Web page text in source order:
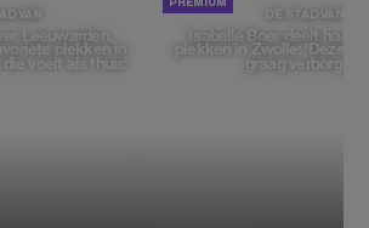
VAN
Leeuwarden,
plekken in
voelt als thuis'
DE STAD VAN
Isabelle Boer deelt haar
plekken in Zwolle: 'Deze
graag verborgen'